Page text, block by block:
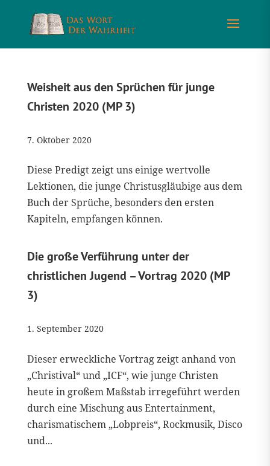
Weisheit aus den Sprüchen für junge
Christen 2020 (MP 3)
7. Oktober 2020
Diese Predigt zeigt uns einige wertvolle
Lektionen, die junge Christusgläubige aus dem
Buch der Sprüche, besonders den ersten
Kapiteln, empfangen können.
Die große Verführung unter der
christlichen Jugend – Vortrag 2020 (MP
3)
1. September 2020
Dieser erweckliche Vortrag zeigt anhand von
„Christival“ und „ICF“, wie junge Christen
heute in großem Maßstab irregeführt werden
durch eine Mischung aus Entertainment,
charismatischem „Lobpreis“, Rockmusik, Disco
und...